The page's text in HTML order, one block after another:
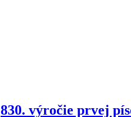
830. výročie prvej